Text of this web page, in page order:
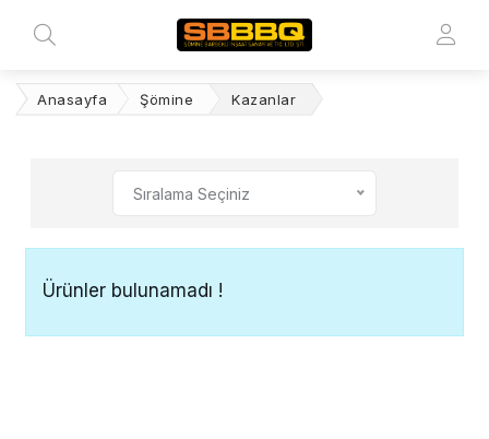
Anasayfa Şömine Kazanlar
Sıralama Seçiniz
Ürünler bulunamadı !